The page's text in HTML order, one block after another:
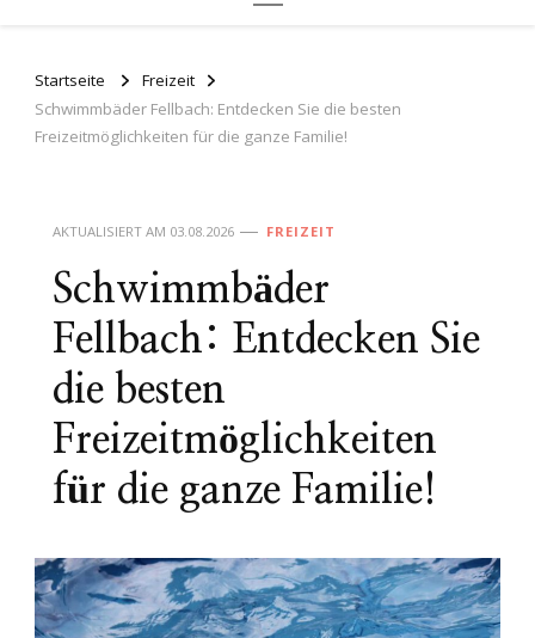
Startseite
Freizeit
Schwimmbäder Fellbach: Entdecken Sie die besten
Freizeitmöglichkeiten für die ganze Familie!
AKTUALISIERT AM 03.08.2026 FREIZEIT
Schwimmbäder
Fellbach: Entdecken Sie
die besten
Freizeitmöglichkeiten
für die ganze Familie!